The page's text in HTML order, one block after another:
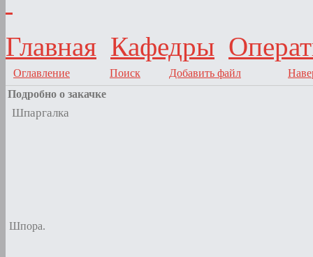
Главная Кафедры
Оглавление Поиск Добавить файл
Подробно о закачке
Шпаргалка
Шпора.